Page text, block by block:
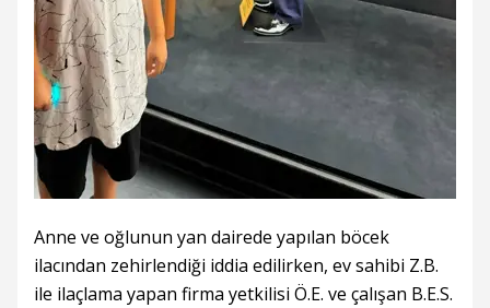
Anne ve oğlunun yan dairede yapılan böcek
ilacından zehirlendiği iddia edilirken, ev sahibi Z.B.
ile ilaçlama yapan firma yetkilisi Ö.E. ve çalışan B.E.S.